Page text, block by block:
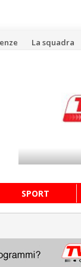
La squadra
SPORT